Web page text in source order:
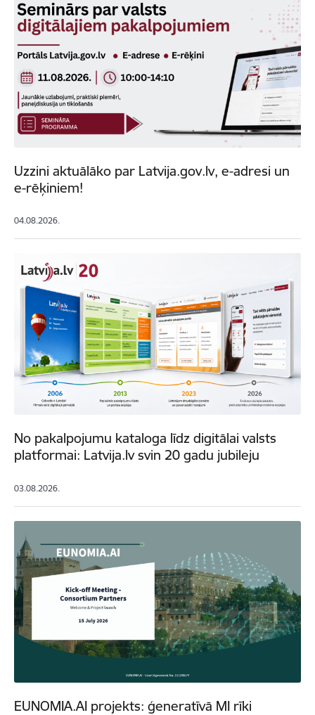
Uzzini aktuālāko par Latvija.gov.lv, e-adresi un
e-rēķiniem!
04.08.2026.
No pakalpojumu kataloga līdz digitālai valsts
platformai: Latvija.lv svin 20 gadu jubileju
03.08.2026.
EUNOMIA.AI projekts: ģeneratīvā MI rīki